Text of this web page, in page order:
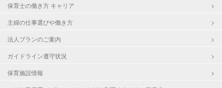
保育士の働き方 キャリア
主婦の仕事選びや働き方
法人プランのご案内
ガイドライン遵守状況
保育施設情報